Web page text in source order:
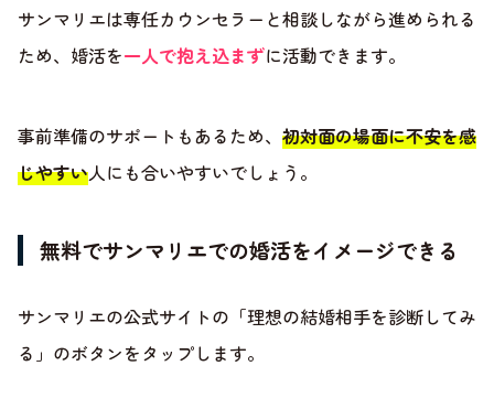
サンマリエは専任カウンセラーと相談しながら進められる
ため、婚活を一人で抱え込まずに活動できます。
事前準備のサポートもあるため、 初対面の場面に不安を感
じやすい人にも合いやすいでしょう。
無料でサンマリエでの婚活をイメージできる
サンマリエの公式サイトの「理想の結婚相手を診断してみ
る」のボタンをタップします。